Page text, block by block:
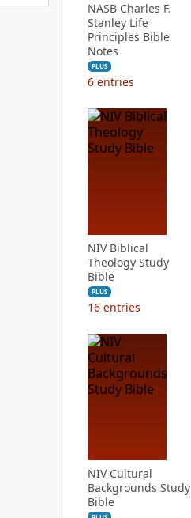
NASB Charles F.
Stanley Life
Principles Bible
Notes
PLUS
6 entries
NIV Biblical
Theology Study
Bible
PLUS
16 entries
NIV Cultural
Backgrounds Study
Bible